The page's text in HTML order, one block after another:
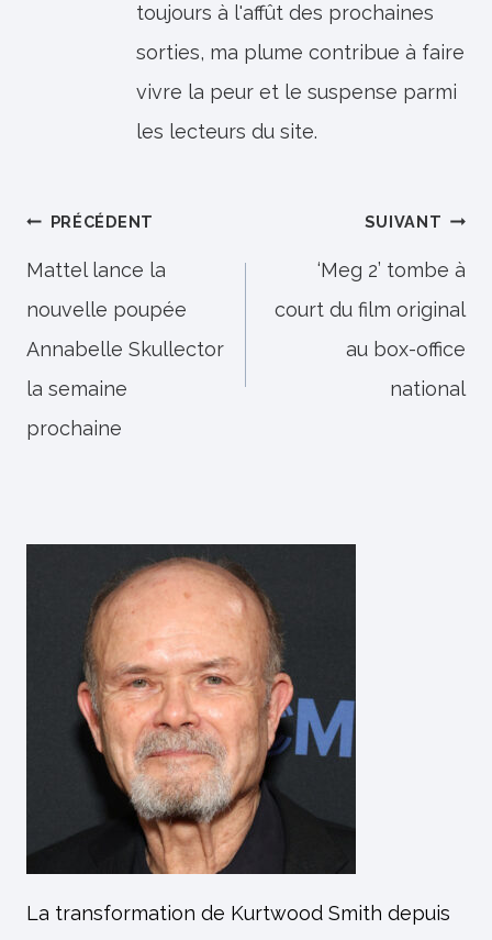
toujours à l'affût des prochaines
sorties, ma plume contribue à faire
vivre la peur et le suspense parmi
les lecteurs du site.
Navigation
de
l’article
PRÉCÉDENT
Mattel lance la
nouvelle poupée
Annabelle Skullector
la semaine
prochaine
SUIVANT
‘Meg 2’ tombe à
court du film original
au box-office
national
La transformation de Kurtwood Smith depuis